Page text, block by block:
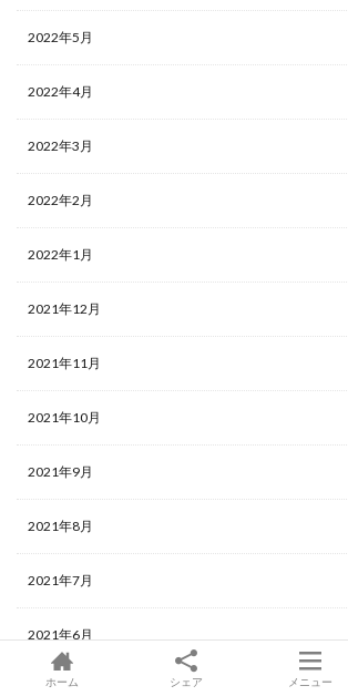
2022年5月
2022年4月
2022年3月
2022年2月
2022年1月
2021年12月
2021年11月
2021年10月
2021年9月
2021年8月
2021年7月
2021年6月
2021年5月
ホーム シェア メニュー